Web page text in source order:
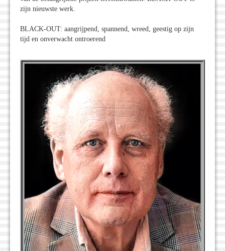
zijn nieuwste werk.
BLACK-OUT: aangrijpend, spannend, wreed, geestig op zijn
tijd en onverwacht ontroerend